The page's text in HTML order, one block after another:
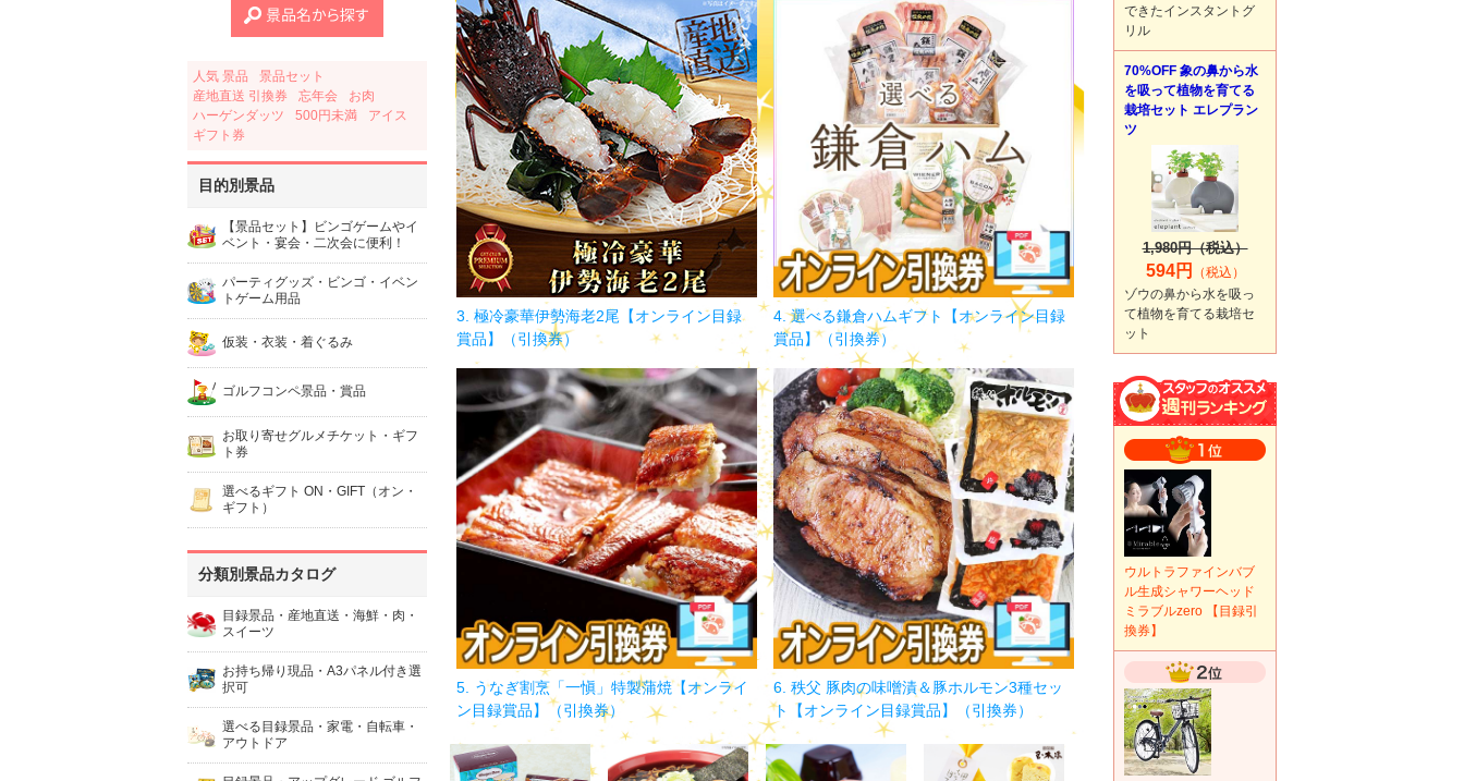
人気 景品
景品セット
産地直送 引換券
忘年会
お肉
ハーゲンダッツ
500円未満
アイス
ギフト券
目的別景品
【景品セット】ビンゴゲームやイ
ベント・宴会・二次会に便利！
パーティグッズ・ビンゴ・イベン
トゲーム用品
仮装・衣装・着ぐるみ
ゴルフコンペ景品・賞品
お取り寄せグルメチケット・ギフ
ト券
選べるギフト ON・GIFT（オン・
ギフト）
分類別景品カタログ
目録景品・産地直送・海鮮・肉・
スイーツ
お持ち帰り現品・A3パネル付き選
択可
選べる目録景品・家電・自転車・
アウトドア
3. 極冷豪華伊勢海老2尾【オンライン目録
賞品】（引換券）
4. 選べる鎌倉ハムギフト【オンライン目録
賞品】（引換券）
5. うなぎ割烹「一愼」特製蒲焼【オンライ
ン目録賞品】（引換券）
6. 秩父 豚肉の味噌漬＆豚ホルモン3種セッ
ト【オンライン目録賞品】（引換券）
できたインスタントグ
リル
70%OFF 象の鼻から水
を吸って植物を育てる
栽培セット エレプラン
ツ
1,980円（税込）
594円
（税込）
ゾウの鼻から水を吸っ
て植物を育てる栽培セ
ット
ウルトラファインバブ
ル生成シャワーヘッド
ミラブルzero 【目録引
換券】